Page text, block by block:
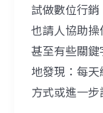
試做數位行銷
也請人協助操
甚至有些關
地發現：每
方式或進一步